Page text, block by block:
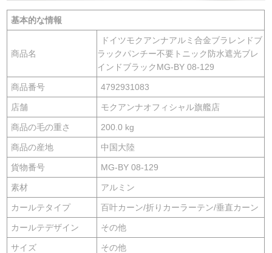
基本的な情報
商品名
ドイツモクアンナアルミ合金ブラレンドブ
ラックパンチー不要トニック防水遮光ブレ
インドブラックMG-BY 08-129
商品番号 4792931083
店舗 モクアンナオフィシャル旗艦店
商品の毛の重さ 200.0 kg
商品の産地 中国大陸
貨物番号 MG-BY 08-129
素材 アルミン
カールテタイプ 百叶カーン/折りカーラーテン/垂直カーン
カールテデザイン その他
サイズ その他